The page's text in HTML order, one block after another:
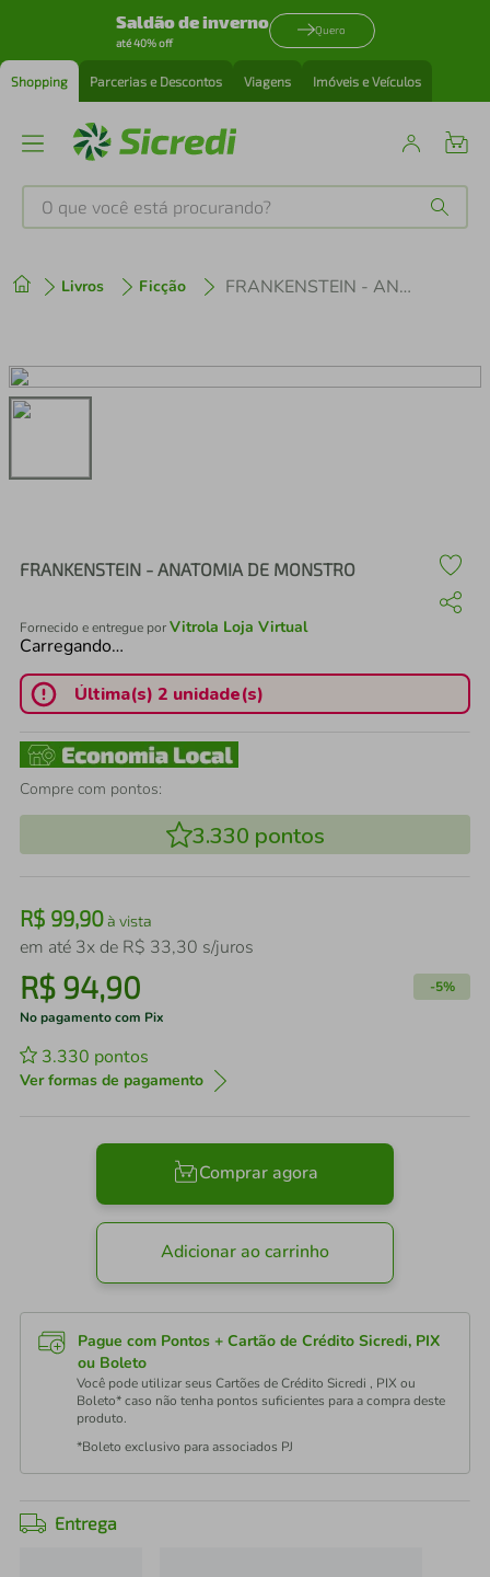
Saldão de inverno
até 40% off
Quero
Shopping Parcerias e Descontos Viagens Imóveis e Veículos
O que você está procurando?
Livros Ficção FRANKENSTEIN - ANATOMIA DE MONSTRO
FRANKENSTEIN - ANATOMIA DE MONSTRO
Fornecido e entregue porVitrola Loja Virtual
Carregando…
Última(s) 2 unidade(s)
Compre com pontos:
3.330 pontos
R$ 99,90à vista
em até 3x de R$ 33,30 s/juros
R$ 94,90 -5%
No pagamento com Pix
3.330 pontos
Ver formas de pagamento
Comprar agora
Adicionar ao carrinho
Pague com Pontos + Cartão de Crédito Sicredi, PIX
ou Boleto
Você pode utilizar seus Cartões de Crédito Sicredi , PIX ou
Boleto* caso não tenha pontos suficientes para a compra deste
produto.
*Boleto exclusivo para associados PJ
Entrega
2º cafeteira